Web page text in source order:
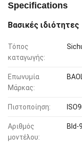
Specifications
Βασικές ιδιότητες
Τόπος
καταγωγής:
Επωνυμία
Μάρκας:
Πιστοποίηση:
Αριθμός
μοντέλου:
Bld-